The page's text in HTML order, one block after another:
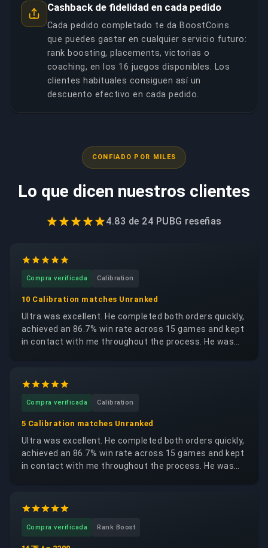
Cashback de fidelidad en cada pedido
Cada pedido completado te da BoostCoins
que puedes gastar en cualquier servicio futuro:
rank boosting, placements, victorias o
coaching, en los 16 juegos disponibles. Los
clientes habituales consiguen así un
descuento efectivo en cada pedido.
CONFIADO POR MILES
Lo que dicen nuestros clientes
4.83 de 24 PUBG reseñas
Compra verificada Calibration
10 Calibration matches Unranked
Ultra was excellent. He completed both orders quickly,
achieved an 86.7% win rate across 15 games and kept
in contact with me throughout the process. He was
Compra verificada Calibration
5 Calibration matches Unranked
Ultra was excellent. He completed both orders quickly,
achieved an 86.7% win rate across 15 games and kept
in contact with me throughout the process. He was
Compra verificada Rank Boost